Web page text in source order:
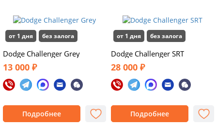
от 1 дня без залога
Dodge Challenger Grey
13 000 ₽
Подробнее
от 1 дня без залога
Dodge Challenger SRT
28 000 ₽
Подробнее